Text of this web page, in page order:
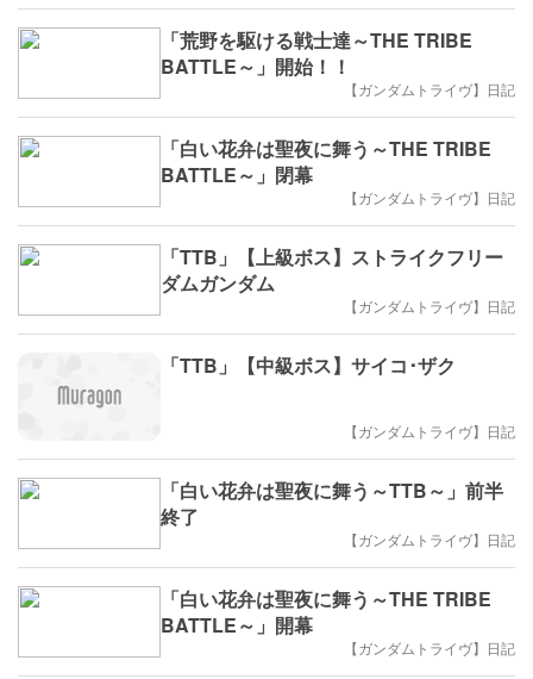
「荒野を駆ける戦士達～THE TRIBE
BATTLE～」開始！！
【ガンダムトライヴ】日記
「白い花弁は聖夜に舞う～THE TRIBE
BATTLE～」閉幕
【ガンダムトライヴ】日記
「TTB」【上級ボス】ストライクフリー
ダムガンダム
【ガンダムトライヴ】日記
「TTB」【中級ボス】サイコ･ザク
【ガンダムトライヴ】日記
「白い花弁は聖夜に舞う～TTB～」前半
終了
【ガンダムトライヴ】日記
「白い花弁は聖夜に舞う～THE TRIBE
BATTLE～」開幕
【ガンダムトライヴ】日記